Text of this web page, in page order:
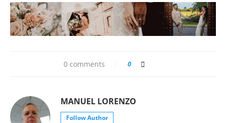
0 comments 0
MANUEL LORENZO
Follow Author